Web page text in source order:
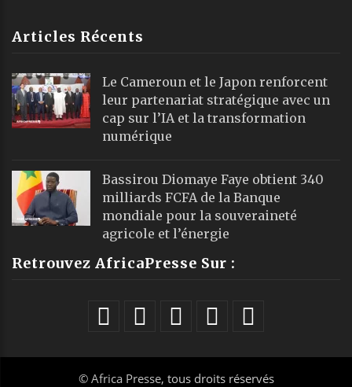
Articles Récents
Le Cameroun et le Japon renforcent
leur partenariat stratégique avec un
cap sur l’IA et la transformation
numérique
Bassirou Diomaye Faye obtient 340
milliards FCFA de la Banque
mondiale pour la souveraineté
agricole et l’énergie
Retrouvez AfricaPresse Sur :
© Africa Presse, tous droits réservés